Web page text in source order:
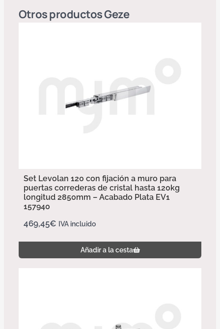
Otros productosGeze
Set Levolan 120 con fijación a muro para
puertas correderas de cristal hasta 120kg
longitud 2850mm – Acabado Plata EV1
157940
469,45€ IVA incluido
Añadir a la cesta